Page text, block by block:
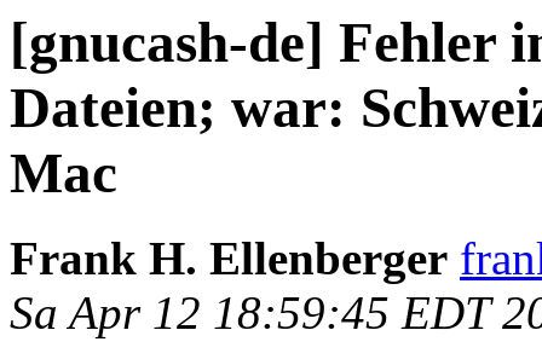
[gnucash-de] Fehler
Dateien; war:
Mac
Frank H. Ellenberger
Sa Apr 12 18:59:45 EDT